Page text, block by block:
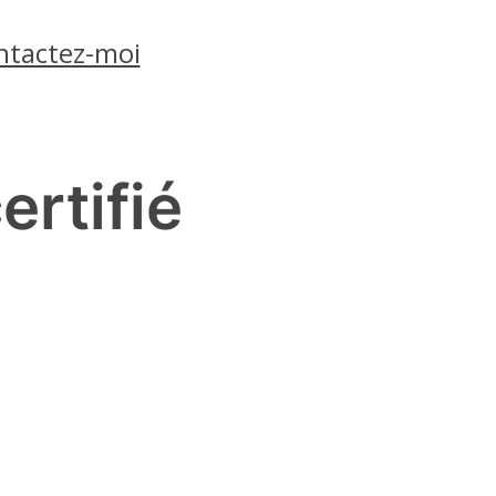
moi